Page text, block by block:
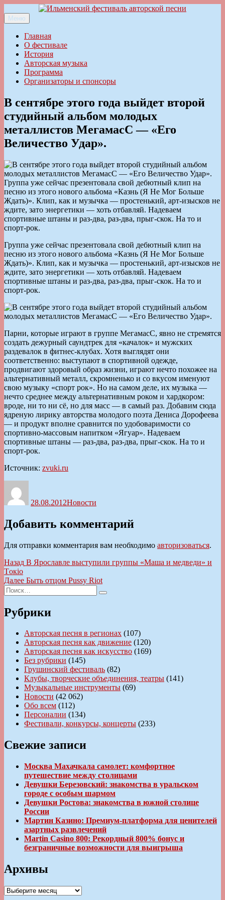
к
содержимому
Ильменский фестиваль авторской песни
Меню
Главная
О фестивале
История
Авторская музыка
Программа
Организаторы и спонсоры
В сентябре этого года выйдет второй
студийный альбом молодых
металлистов МегамасС — «Его
Величество Удар».
Группа уже сейчас презентовала свой дебютный клип на
песню из этого нового альбома «Казнь (Я Не Мог Больше
Ждать)». Клип, как и музычка — простенький, арт-изысков не
ждите, зато энергетики — хоть отбавляй. Надеваем
спортивные штаны и раз-два, раз-два, прыг-скок. На то и
спорт-рок.
Группа уже сейчас презентовала свой дебютный клип на
песню из этого нового альбома «Казнь (Я Не Мог Больше
Ждать)». Клип, как и музычка — простенький, арт-изысков не
ждите, зато энергетики — хоть отбавляй. Надеваем
спортивные штаны и раз-два, раз-два, прыг-скок. На то и
спорт-рок.
Парни, которые играют в группе МегамасС, явно не стремятся
создать дежурный саундтрек для «качалок» и мужских
раздевалок в фитнес-клубах. Хотя выглядят они
соответственно: выступают в спортивной одежде,
продвигают здоровый образ жизни, играют нечто похожее на
альтернативный металл, скромненько и со вкусом именуют
свою музыку «спорт рок». Но на самом деле, их музыка —
нечто среднее между альтернативным роком и хардкором:
вроде, ни то ни сё, но для масс — в самый раз. Добавим сюда
ядреную лирику авторства молодого поэта Дениса Дорофеева
— и продукт вполне сравнится по удобоваримости со
спортивно-массовым напитком «Ягуар». Надеваем
спортивные штаны — раз-два, раз-два, прыг-скок. На то и
спорт-рок.
Источник: zvuki.ru
28.08.2012Новости
Добавить комментарий
Для отправки комментария вам необходимо авторизоваться.
Навигация
по
записям
Назад Предыдущая
В Ярославле выступили группы «Маша и медведи» и
Tокio
Далее Следующая
Быть отцом Pussy Riot
Искать:
Поиск
Рубрики
Авторская песня в регионах (107)
Авторская песня как движение (120)
Авторская песня как искусство (169)
Без рубрики (145)
Грушинский фестиваль (82)
Клубы, творческие объединения, театры (141)
Музыкальные инструменты (69)
Новости (42 062)
Обо всем (112)
Персоналии (134)
Фестивали, конкурсы, концерты (233)
Свежие записи
Москва Махачкала самолет: комфортное
путешествие между столицами
Девушки Березовский: знакомства в уральском
городе с особым шармом
Девушки Ростова: знакомства в южной столице
России
Мартин Казино: Премиум-платформа для ценителей
азартных развлечений
Martin Casino 800: Рекордный 800% бонус и
безграничные возможности для выигрыша
Архивы
Архивы